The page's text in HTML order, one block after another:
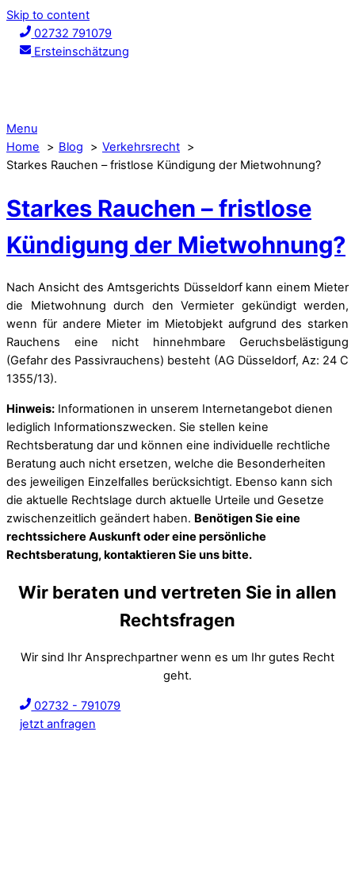
Skip to content
02732 791079
Ersteinschätzung
Menu
Home
Blog
Verkehrsrecht
Starkes Rauchen – fristlose Kündigung der Mietwohnung?
Starkes Rauchen – fristlose
Kündigung der Mietwohnung?
Nach Ansicht des Amtsgerichts Düsseldorf kann einem Mieter
die Mietwohnung durch den Vermieter gekündigt werden,
wenn für andere Mieter im Mietobjekt aufgrund des starken
Rauchens eine nicht hinnehmbare Geruchsbelästigung
(Gefahr des Passivrauchens) besteht (AG Düsseldorf, Az: 24 C
1355/13).
Hinweis: Informationen in unserem Internetangebot dienen
lediglich Informationszwecken. Sie stellen keine
Rechtsberatung dar und können eine individuelle rechtliche
Beratung auch nicht ersetzen, welche die Besonderheiten
des jeweiligen Einzelfalles berücksichtigt. Ebenso kann sich
die aktuelle Rechtslage durch aktuelle Urteile und Gesetze
zwischenzeitlich geändert haben. Benötigen Sie eine
rechtssichere Auskunft oder eine persönliche
Rechtsberatung, kontaktieren Sie uns bitte.
Wir beraten und vertreten Sie in allen
Rechtsfragen
Wir sind Ihr Ansprechpartner wenn es um Ihr gutes Recht
geht.
02732 - 791079
jetzt anfragen